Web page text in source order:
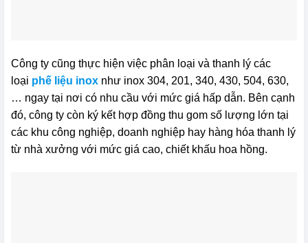
Công ty cũng thực hiện việc phân loại và thanh lý các
loại phế liệu inoxnhư inox 304, 201, 340, 430, 504, 630,
… ngay tại nơi có nhu cầu với mức giá hấp dẫn. Bên cạnh
đó, công ty còn ký kết hợp đồng thu gom số lượng lớn tại
các khu công nghiệp, doanh nghiệp hay hàng hóa thanh lý
từ nhà xưởng với mức giá cao, chiết khấu hoa hồng.